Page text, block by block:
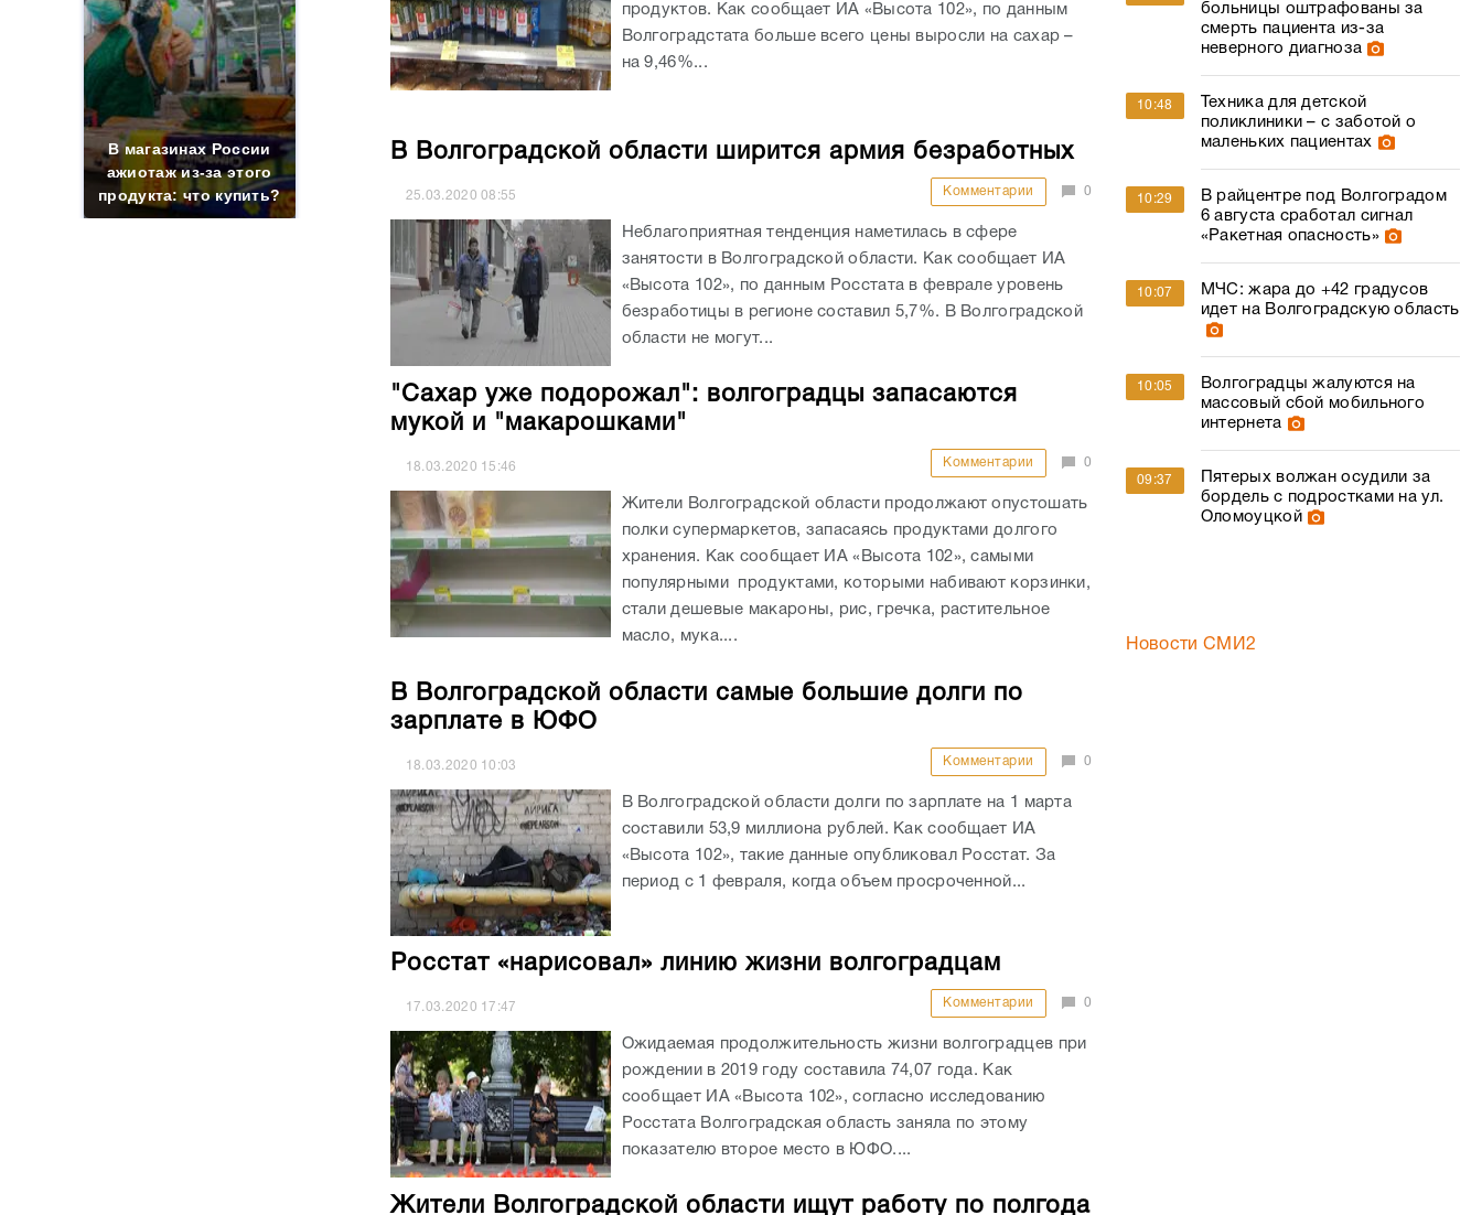
В магазинах России
ажиотаж из-за этого
продукта: что купить?
продуктов. Как сообщает ИА «Высота 102», по данным
Волгоградстата больше всего цены выросли на сахар –
на 9,46%...
В Волгоградской области ширится армия безработных
25.03.202008:55 Комментарии 0
Неблагоприятная тенденция наметилась в сфере
занятости в Волгоградской области. Как сообщает ИА
«Высота 102», по данным Росстата в феврале уровень
безработицы в регионе составил 5,7%. В Волгоградской
области не могут...
"Сахар уже подорожал": волгоградцы запасаются
мукой и "макарошками"
18.03.2020 15:46 Комментарии 0
Жители Волгоградской области продолжают опустошать
полки супермаркетов, запасаясь продуктами долгого
хранения. Как сообщает ИА «Высота 102», самыми
популярными продуктами, которыми набивают корзинки,
стали дешевые макароны, рис, гречка, растительное
масло, мука....
В Волгоградской области самые большие долги по
зарплате в ЮФО
18.03.2020 10:03 Комментарии 0
В Волгоградской области долги по зарплате на 1 марта
составили 53,9 миллиона рублей. Как сообщает ИА
«Высота 102», такие данные опубликовал Росстат. За
период с 1 февраля, когда объем просроченной...
Росстат «нарисовал» линию жизни волгоградцам
17.03.2020 17:47 Комментарии 0
Ожидаемая продолжительность жизни волгоградцев при
рождении в 2019 году составила 74,07 года. Как
сообщает ИА «Высота 102», согласно исследованию
Росстата Волгоградская область заняла по этому
показателю второе место в ЮФО....
Жители Волгоградской области ищут работу по полгода
больницы оштрафованы за
смерть пациента из-за
неверного диагноза
10:48
Техника для детской
поликлиники – с заботой о
маленьких пациентах
10:29
В райцентре под Волгоградом
6 августа сработал сигнал
«Ракетная опасность»
10:07
МЧС: жара до +42 градусов
идет на Волгоградскую область
10:05
Волгоградцы жалуются на
массовый сбой мобильного
интернета
09:37
Пятерых волжан осудили за
бордель с подростками на ул.
Оломоуцкой
Новости СМИ2